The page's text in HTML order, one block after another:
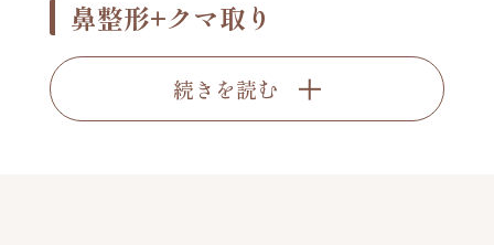
鼻整形+クマ取り
続きを読む